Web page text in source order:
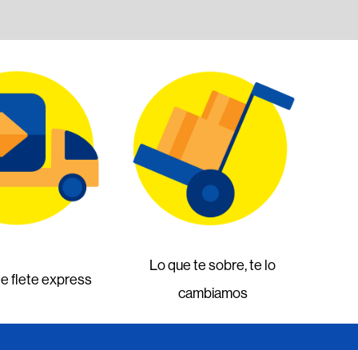
flete express
Lo que te sobre, te lo
cambiamos